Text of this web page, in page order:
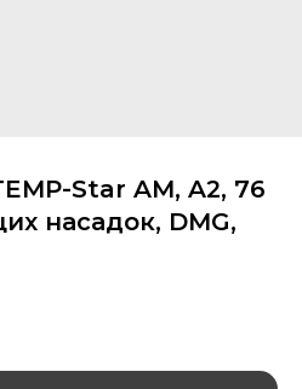
Star AM, A2, 76
насадок, DMG,